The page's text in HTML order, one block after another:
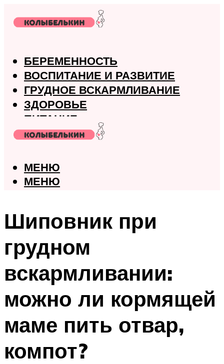
БЕРЕМЕННОСТЬ
ВОСПИТАНИЕ И РАЗВИТИЕ
ГРУДНОЕ ВСКАРМЛИВАНИЕ
ЗДОРОВЬЕ
ПИТАНИЕ
РОДЫ
МЕНЮ
МЕНЮ
Шиповник при
грудном
вскармливании:
можно ли кормящей
маме пить отвар,
компот?